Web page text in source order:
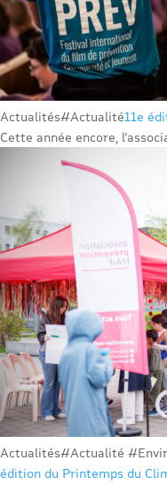
Actualités#Actualité11e
Cette année encore,
Actualités#Actualité
édition du Printemps du